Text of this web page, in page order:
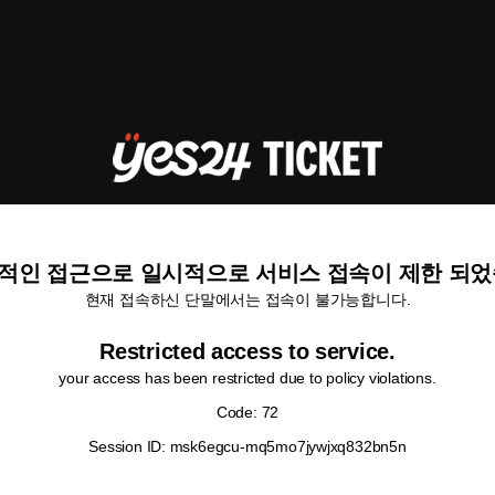
인 접근으로 일시적으로 서비스 접속이 제한 되
현재 접속하신 단말에서는 접속이 불가능합니다.
Restricted access to service.
your access has been restricted due to policy violations.
Code: 72
Session ID: msk6egcu-mq5mo7jywjxq832bn5n